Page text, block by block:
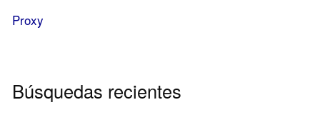
Proxy
Búsquedas recientes